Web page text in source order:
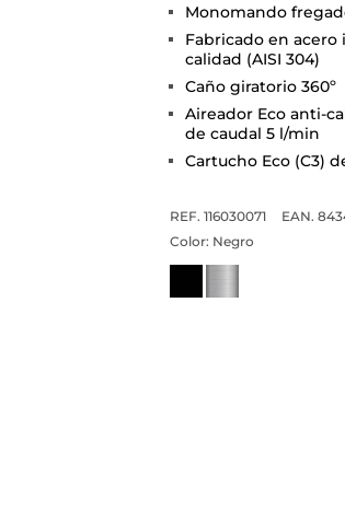
Monomando
Fabricado en
calidad (AISI 304)
Caño giratorio 360º
Aireador Eco anti-
de caudal 5 l/min
Cartucho Eco (C3)
REF. 116030071
EAN.
Color: Negro